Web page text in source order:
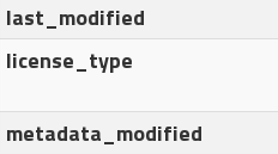
last_modified
license_type
metadata_modified